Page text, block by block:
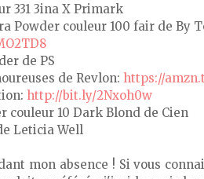
331 3ina X Primark
Powder couleur 100 fair de By
de PS
de Revlon: https://
http://bit.ly/2Nxoh0w
couleur 10 Dark Blond de Cien
Leticia Well
mon absence ! Si vous